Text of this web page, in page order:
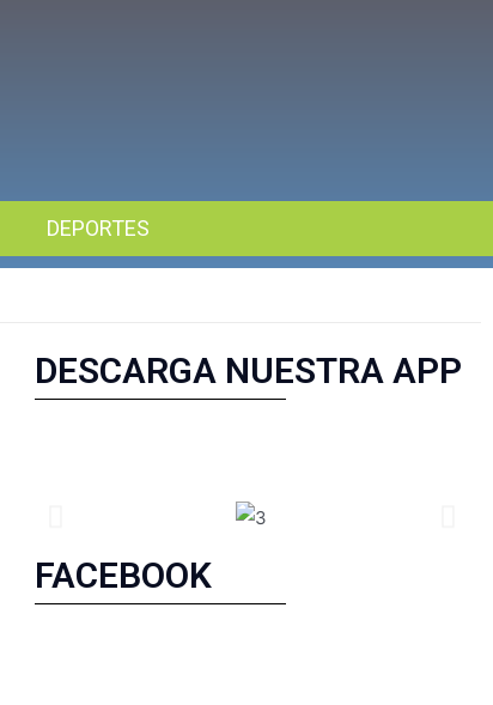
DEPORTES
DESCARGA NUESTRA APP
FACEBOOK